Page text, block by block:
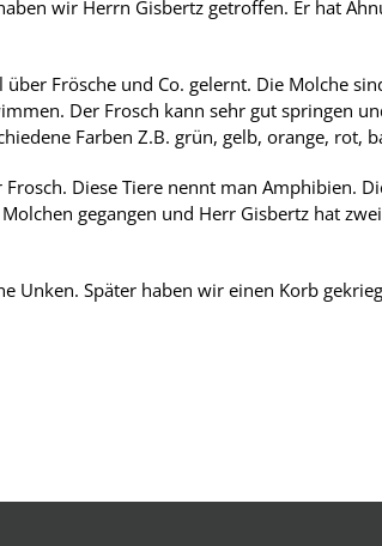
wir Herrn Gisbertz getroffen. Er hat
Frösche und Co. gelernt. Die Molche
Der Frosch kann sehr gut springen
Farben Z.B. grün, gelb, orange, rot,
Diese Tiere nennt man Amphibien.
gegangen und Herr Gisbertz hat
Unken. Später haben wir einen Korb